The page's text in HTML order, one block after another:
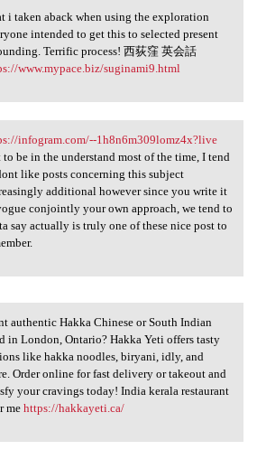
i taken aback when using
i taken aback when using the exploration
intended to get this to selected present
Terrific process! 西荻窪 英会話
www.mypace.biz/suginami9.html
infogram.com/-
infogram.com/--1h8n6m309lomz4x?live
to be in the understand most of the time, I tend
like posts concerning this subject
additional however since you write it
conjointly your own approach, we tend to
say actually is truly one of these nice post to
authentic Hakka Chinese
authentic Hakka Chinese or South Indian
in London, Ontario? Hakka Yeti offers tasty
like hakka noodles, biryani, idly, and
Order online for fast delivery or takeout and
your cravings today! India kerala restaurant
me https://hakkayeti.ca/